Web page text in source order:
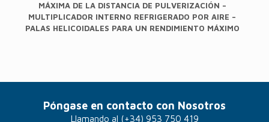
MÁXIMA DE LA DISTANCIA DE PULVERIZACIÓN –
MULTIPLICADOR INTERNO REFRIGERADO POR AIRE –
PALAS HELICOIDALES PARA UN RENDIMIENTO MÁXIMO
Póngase en contacto con Nosotros
Llamando al (+34) 953 750 419